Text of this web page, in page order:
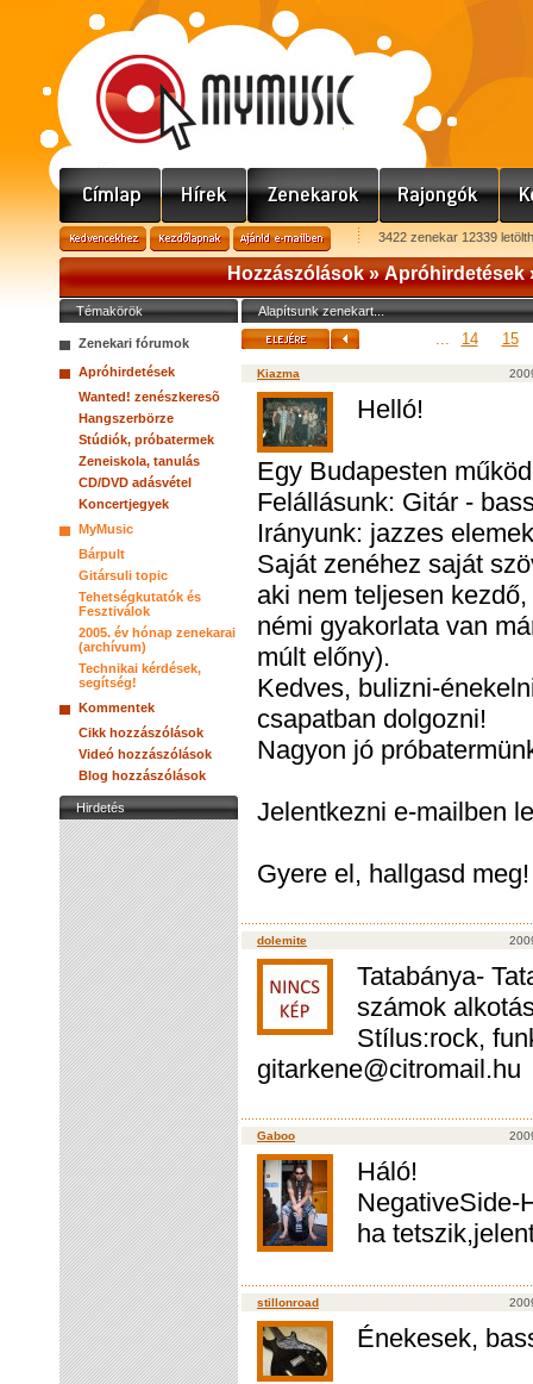
3422 zenekar 12339
Hozzászólások »Apróhirdetések
Témakörök
Zenekari fórumok
Apróhirdetések
Wanted! zenészkeresõ
Hangszerbörze
Stúdiók, próbatermek
Zeneiskola, tanulás
CD/DVD adásvétel
Koncertjegyek
MyMusic
Bárpult
Gitársuli topic
Tehetségkutatók és
Fesztiválok
2005. év hónap zenekarai
(archívum)
Technikai kérdések,
segítség!
Kommentek
Cikk hozzászólások
Videó hozzászólások
Blog hozzászólások
Hirdetés
Alapítsunk zenekart...
... 14 15
Kiazma
Helló!
Egy Budapesten
Felállásunk: Gitár -
Irányunk: jazzes
Saját zenéhez saját
aki nem teljesen kezdő,
némi gyakorlata van
múlt előny).
Kedves, bulizni-
csapatban dolgozni!
Nagyon jó
Jelentkezni e-mailben
Gyere el, hallgasd meg!
dolemite
Tatabánya-
számok
Stílus:rock,
gitarkene@citromail.hu
Gaboo
Háló!
NegativeSide-
ha
stillonroad
Énekesek,